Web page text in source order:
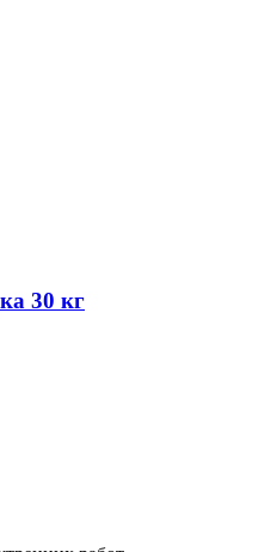
30 кг